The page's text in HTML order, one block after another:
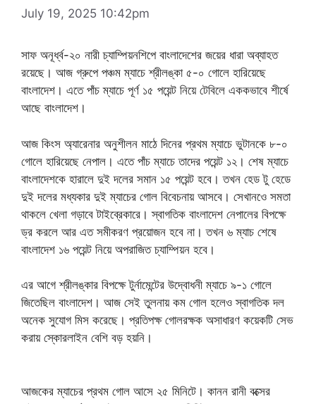
July 19, 2025 10:42pm
সাফ অনূর্ধ্ব-২০ নারী চ্যাম্পিয়নশিপে বাংলাদেশের জয়ের ধারা অব্যাহত
রয়েছে। আজ গ্রুপে পঞ্চম ম্যাচে শ্রীলঙ্কা ৫-০ গোলে হারিয়েছে
বাংলাদেশ। এতে পাঁচ ম্যাচে পূর্ণ ১৫ পয়েন্ট নিয়ে টেবিলে এককভাবে শীর্ষে
আছে বাংলাদেশ।
আজ কিংস অ্যারেনার অনুশীলন মাঠে দিনের প্রথম ম্যাচে ভুটানকে ৮-০
গোলে হারিয়েছে নেপাল। এতে পাঁচ ম্যাচে তাদের পয়েন্ট ১২। শেষ ম্যাচে
বাংলাদেশকে হারালে দুই দলের সমান ১৫ পয়েন্ট হবে। তখন হেড টু হেডে
দুই দলের মধ্যকার দুই ম্যাচের গোল বিবেচনায় আসবে। সেখানওে সমতা
থাকলে খেলা গড়াবে টাইব্রেকারে। স্বাগতিক বাংলাদেশ নেপালের বিপক্ষে
ড্র করলে আর এত সমীকরণ প্রয়োজন হবে না। তখন ৬ ম্যাচ শেষে
বাংলাদেশ ১৬ পয়েন্ট নিয়ে অপরাজিত চ্যাম্পিয়ন হবে।
এর আগে শ্রীলঙ্কার বিপক্ষে টুর্নামেন্টের উদ্বোধনী ম্যাচে ৯-১ গোলে
জিতেছিল বাংলাদেশ। আজ সেই তুলনায় কম গোল হলেও স্বাগতিক দল
অনেক সুযোগ মিস করেছে। প্রতিপক্ষ গোলরক্ষক অসাধারণ কয়েকটি সেভ
করায় স্কোরলাইন বেশি বড় হয়নি।
আজকের ম্যাচের প্রথম গোল আসে ২৫ মিনিটে। কানন রানী বক্সের